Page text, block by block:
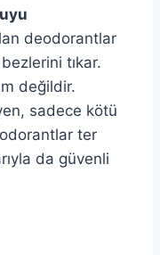
deodorantlar
tıkar.
değildir.
sadece kötü
ter
da güvenli